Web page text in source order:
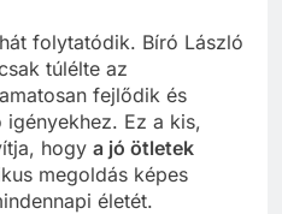
folytatódik. Bíró László
túlélte az
fejlődik és
Ez a kis,
hogy a jó ötletek
megoldás képes
életét.